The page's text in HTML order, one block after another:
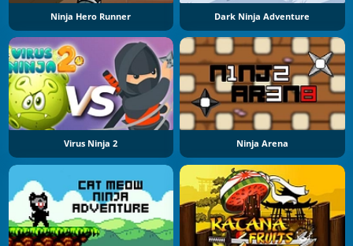
Ninja Hero Runner Dark Ninja Adventure
Virus Ninja 2 Ninja Arena